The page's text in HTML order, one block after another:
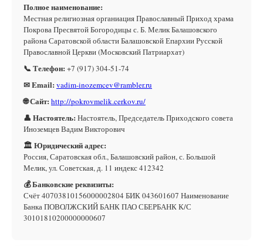
Полное наименование:
Местная религиозная органиация Православный Приход храма
Покрова Пресвятой Богородицы с. Б. Мелик Балашовского
района Саратовской области Балашовской Епархии Русской
Православной Церкви (Московский Патриархат)
📞 Телефон: +7 (917) 304-51-74
✉ Email: vadim-inozemcev@rambler.ru
🌐 Сайт: http://pokrovmelik.cerkov.ru/
👤 Настоятель: Настоятель, Председатель Приходского совета
Иноземцев Вадим Викторович
🏛 Юридический адрес:
Россия, Саратовская обл., Балашовский район, с. Большой
Мелик, ул. Советская, д. 11 индекс 412342
💰 Банковские реквизиты:
Счёт 40703810156000002804 БИК 043601607 Наименование
Банка ПОВОЛЖСКИЙ БАНК ПАО СБЕРБАНК К/С
30101810200000000607